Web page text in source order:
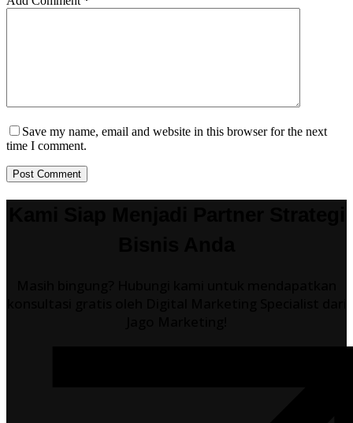
Save my name, email and website in this browser for the next
time I comment.
Post Comment